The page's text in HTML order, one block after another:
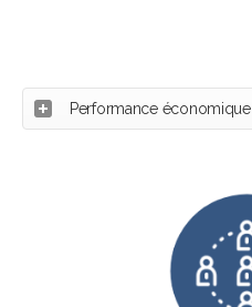
Performance économique